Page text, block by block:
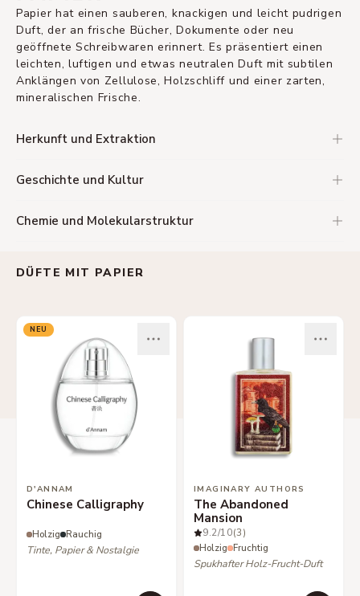
Papier hat einen sauberen, knackigen und leicht pudrigen
Duft, der an frische Bücher, Dokumente oder neu
geöffnete Schreibwaren erinnert. Es präsentiert einen
leichten, luftigen und etwas neutralen Duft mit subtilen
Anklängen von Zellulose, Holzschliff und einer zarten,
mineralischen Frische.
Herkunft und Extraktion
Geschichte und Kultur
Chemie und Molekularstruktur
DÜFTE MIT PAPIER
NEU
D'ANNAM
Chinese Calligraphy
Holzig Rauchig
Tinte, Papier & Nostalgie
IMAGINARY AUTHORS
The Abandoned
Mansion
9.2/10(3)
Holzig Fruchtig
Spukhafter Holz-Frucht-Duft